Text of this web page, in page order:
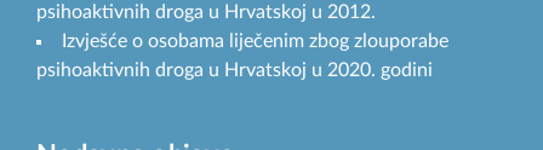
psihoaktivnih droga u Hrvatskoj u 2012.
Izvješće o osobama liječenim zbog zlouporabe
psihoaktivnih droga u Hrvatskoj u 2020. godini